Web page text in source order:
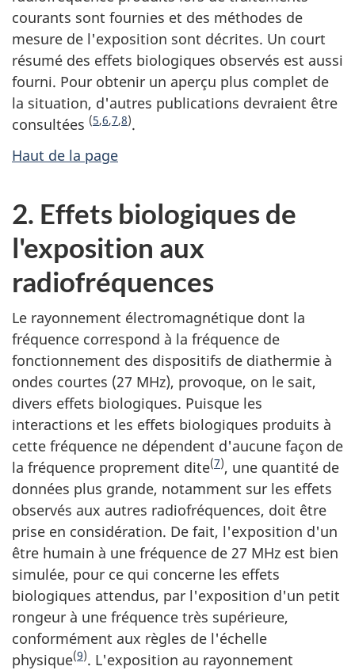
courants sont fournies et des méthodes de
mesure de l'exposition sont décrites. Un court
résumé des effets biologiques observés est aussi
fourni. Pour obtenir un aperçu plus complet de
la situation, d'autres publications devraient être
consultées (5,6,7,8).
Haut de la page
2. Effets biologiques de
l'exposition aux
radiofréquences
Le rayonnement électromagnétique dont la
fréquence correspond à la fréquence de
fonctionnement des dispositifs de diathermie à
ondes courtes (27 MHz), provoque, on le sait,
divers effets biologiques. Puisque les
interactions et les effets biologiques produits à
cette fréquence ne dépendent d'aucune façon de
la fréquence proprement dite(7), une quantité de
données plus grande, notamment sur les effets
observés aux autres radiofréquences, doit être
prise en considération. De fait, l'exposition d'un
être humain à une fréquence de 27 MHz est bien
simulée, pour ce qui concerne les effets
biologiques attendus, par l'exposition d'un petit
rongeur à une fréquence très supérieure,
conformément aux règles de l'échelle
physique(9). L'exposition au rayonnement